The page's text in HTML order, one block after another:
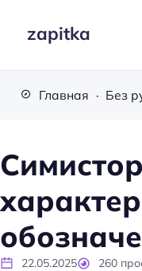
zapitka
Главная Без
22.05.2025 260